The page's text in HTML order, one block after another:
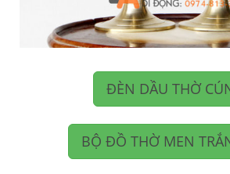
ĐÈN DẦU THỜ
BỘ ĐỒ THỜ MEN